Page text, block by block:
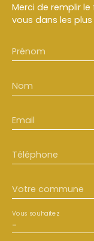
Merci de remplir
vous dans les
Prénom
Nom
Email
Téléphone
Votre commune
-
Vous souhaitez